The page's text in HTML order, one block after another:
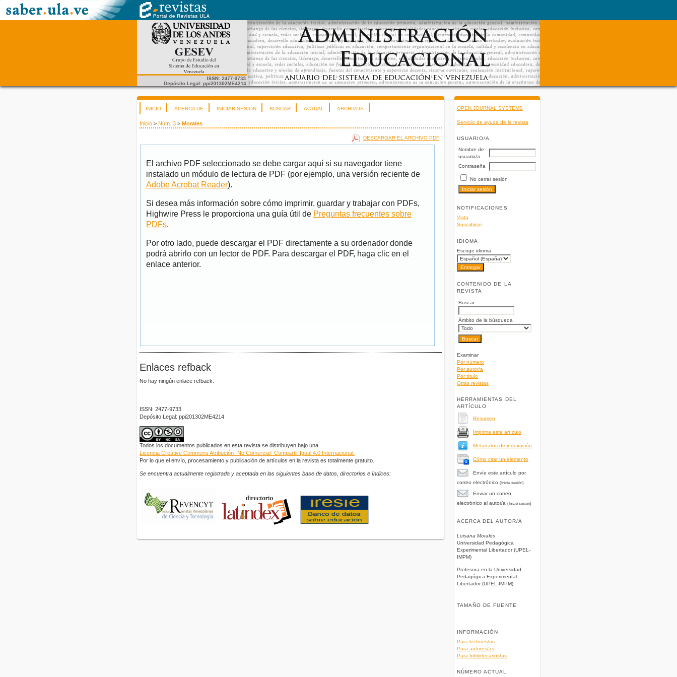
OPEN JOURNAL SYSTEMS
Servicio de ayuda de la revista
USUARIO/A
Nombre de
usuario/a
Contraseña
No cerrar sesión
NOTIFICACIONES
Vista
Suscribirse
IDIOMA
Escoge idioma
CONTENIDO DE LA
REVISTA
Buscar
Ámbito de la búsqueda
Examinar
Por número
Por autor/a
Por título
Otras revistas
HERRAMIENTAS DEL
ARTÍCULO
Resumen
Imprima este artículo
Metadatos de indexación
Cómo citar un elemento
Envíe este artículo por
correo electrónico (Inicie sesión)
Enviar un correo
electrónico al autor/a (Inicie sesión)
ACERCA DEL AUTOR/A
Luisana Morales
Universidad Pedagógica
Experimental Libertador (UPEL-
IMPM)
Profesora en la Universidad
Pedagógica Experimental
Libertador (UPEL-IMPM)
TAMAÑO DE FUENTE
INFORMACIÓN
Para lectores/as
Para autores/as
Para bibliotecarios/as
NÚMERO ACTUAL
INICIO ACERCA DE INICIAR SESIÓN BUSCAR ACTUAL ARCHIVOS
Inicio > Núm. 3 > Morales
DESCARGAR EL ARCHIVO PDF
El archivo PDF seleccionado se debe cargar aquí si su navegador tiene
instalado un módulo de lectura de PDF (por ejemplo, una versión reciente de
Adobe Acrobat Reader).
Si desea más información sobre cómo imprimir, guardar y trabajar con PDFs,
Highwire Press le proporciona una guía útil de Preguntas frecuentes sobre
PDFs.
Por otro lado, puede descargar el PDF directamente a su ordenador donde
podrá abrirlo con un lector de PDF. Para descargar el PDF, haga clic en el
enlace anterior.
Enlaces refback
No hay ningún enlace refback.
ISSN: 2477-9733
Depósito Legal: ppi201302ME4214
Todos los documentos publicados en esta revista se distribuyen bajo una
Licencia Creative Commons Atribución -No Comercial- Compartir Igual 4.0 Internacional.
Por lo que el envío, procesamiento y publicación de artículos en la revista es totalmente gratuito.
Se encuentra actualmente registrada y aceptada en las siguientes base de datos, directorios e índices: